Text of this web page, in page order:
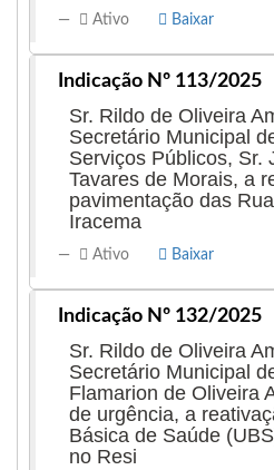
Contatos:
Redes Sociais:
Endereço do gabinete:
Câmara Municipal de
AV. Santa Tereza esquina
A - Centro
Ativo Baixar
Indicação Nº 113/2025
Sr. Rildo de Oliveira
Secretário Municipal
Serviços Públicos, Sr.
Tavares de Morais, a
pavimentação das
Iracema
Ativo Baixar
Indicação Nº 132/2025
Sr. Rildo de Oliveira
Secretário Municipal
Flamarion de Oliveira
de urgência, a
Básica de Saúde
no Resi